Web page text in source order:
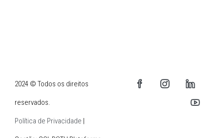
2024 © Todos os direitos
reservados.
Política de Privacidade |